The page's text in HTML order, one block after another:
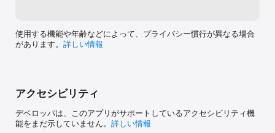
使用する機能や年齢などによって、プライバシー慣行が異なる場合
があります。 詳しい情報
アクセシビリティ
デベロッパは、このアプリがサポートしているアクセシビリティ機
能をまだ示していません。 詳しい情報